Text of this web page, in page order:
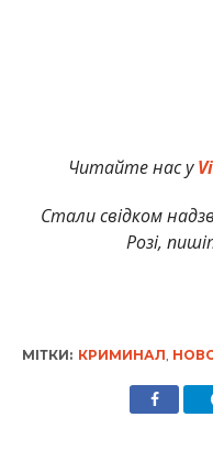
Читайте нас у
Стали свідком
Розі,
МІТКИ: КРИМИНАЛ